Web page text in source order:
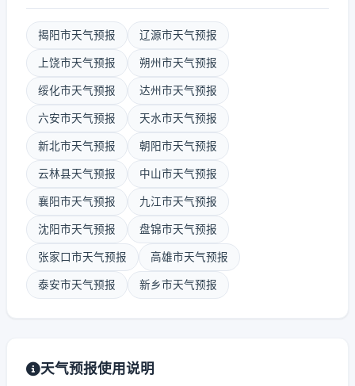
揭阳市天气预报 辽源市天气预报
上饶市天气预报 朔州市天气预报
绥化市天气预报 达州市天气预报
六安市天气预报 天水市天气预报
新北市天气预报 朝阳市天气预报
云林县天气预报 中山市天气预报
襄阳市天气预报 九江市天气预报
沈阳市天气预报 盘锦市天气预报
张家口市天气预报 高雄市天气预报
泰安市天气预报 新乡市天气预报
天气预报使用说明